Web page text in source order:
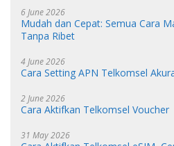
6 June 2026
Mudah dan Cepat: Semua Cara
Tanpa Ribet
4 June 2026
Cara Setting APN Telkomsel
2 June 2026
Cara Aktifkan Telkomsel Voucher
31 May 2026